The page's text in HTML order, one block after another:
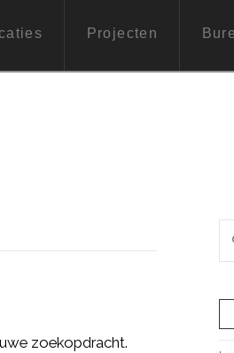
Projecten
zoekopdracht.